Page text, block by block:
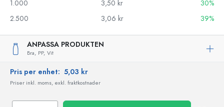
1.000
3,50 kr
30%
2.500
3,06 kr 39%
ANPASSA PRODUKTEN
Bra, PP, Vit
Pris per enhet: 5,03 kr
Priser inkl. moms, exkl. fraktkostnader